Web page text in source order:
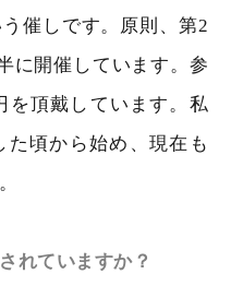
催しです。原則、第2
に開催しています。参
を頂戴しています。私
た頃から始め、現在も
れていますか？